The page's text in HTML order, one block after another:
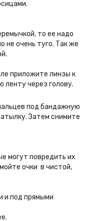
то ее надо
не очень туго. Так же
приложите линзы к
ленту через голову.
под бандажную
Затем снимите
могут повредить их
очки в чистой,
и под прямыми